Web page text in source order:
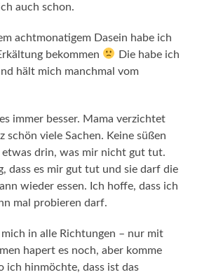
auch schon.
achtmonatigem Dasein habe ich
bekommen
Die habe ich
hält mich manchmal vom
immer besser. Mama verzichtet
schön viele Sachen. Keine süßen
etwas drin, was mir nicht gut tut.
dass es mir gut tut und sie darf die
wieder essen. Ich hoffe, dass ich
mal probieren darf.
in alle Richtungen – nur mit
hapert es noch, aber komme
ich hinmöchte, dass ist das